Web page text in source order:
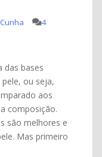
4
das bases
ou seja,
aos
composição.
são melhores e
Mas primeiro